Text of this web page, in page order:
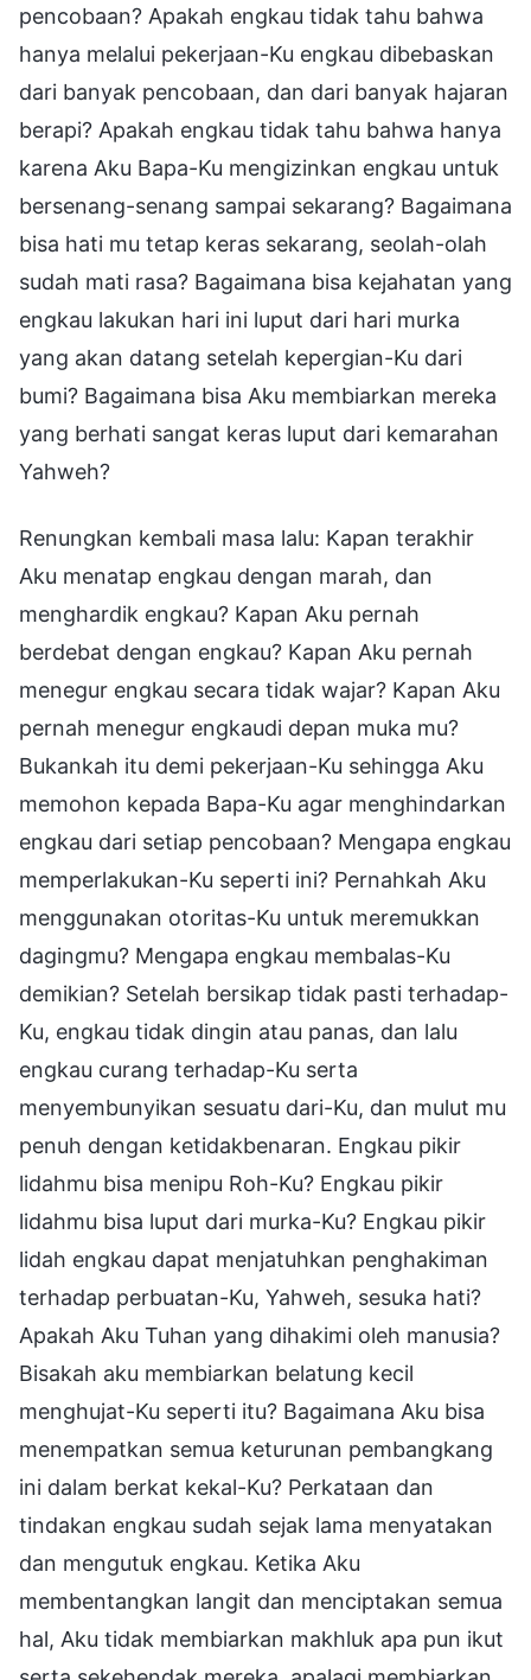
pencobaan? Apakah engkau tidak tahu bahwa
hanya melalui pekerjaan-Ku engkau dibebaskan
dari banyak pencobaan, dan dari banyak hajaran
berapi? Apakah engkau tidak tahu bahwa hanya
karena Aku Bapa-Ku mengizinkan engkau untuk
bersenang-senang sampai sekarang? Bagaimana
bisa hati mu tetap keras sekarang, seolah-olah
sudah mati rasa? Bagaimana bisa kejahatan yang
engkau lakukan hari ini luput dari hari murka
yang akan datang setelah kepergian-Ku dari
bumi? Bagaimana bisa Aku membiarkan mereka
yang berhati sangat keras luput dari kemarahan
Yahweh?
Renungkan kembali masa lalu: Kapan terakhir
Aku menatap engkau dengan marah, dan
menghardik engkau? Kapan Aku pernah
berdebat dengan engkau? Kapan Aku pernah
menegur engkau secara tidak wajar? Kapan Aku
pernah menegur engkaudi depan muka mu?
Bukankah itu demi pekerjaan-Ku sehingga Aku
memohon kepada Bapa-Ku agar menghindarkan
engkau dari setiap pencobaan? Mengapa engkau
memperlakukan-Ku seperti ini? Pernahkah Aku
menggunakan otoritas-Ku untuk meremukkan
dagingmu? Mengapa engkau membalas-Ku
demikian? Setelah bersikap tidak pasti terhadap-
Ku, engkau tidak dingin atau panas, dan lalu
engkau curang terhadap-Ku serta
menyembunyikan sesuatu dari-Ku, dan mulut mu
penuh dengan ketidakbenaran. Engkau pikir
lidahmu bisa menipu Roh-Ku? Engkau pikir
lidahmu bisa luput dari murka-Ku? Engkau pikir
lidah engkau dapat menjatuhkan penghakiman
terhadap perbuatan-Ku, Yahweh, sesuka hati?
Apakah Aku Tuhan yang dihakimi oleh manusia?
Bisakah aku membiarkan belatung kecil
menghujat-Ku seperti itu? Bagaimana Aku bisa
menempatkan semua keturunan pembangkang
ini dalam berkat kekal-Ku? Perkataan dan
tindakan engkau sudah sejak lama menyatakan
dan mengutuk engkau. Ketika Aku
membentangkan langit dan menciptakan semua
hal, Aku tidak membiarkan makhluk apa pun ikut